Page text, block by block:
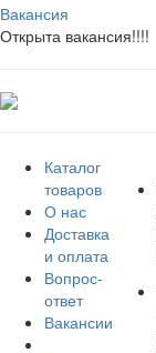
Вакансия
Открыта вакансия!!!!
Каталог
товаров
О нас
Доставка
и оплата
Вопрос-
ответ
Вакансии